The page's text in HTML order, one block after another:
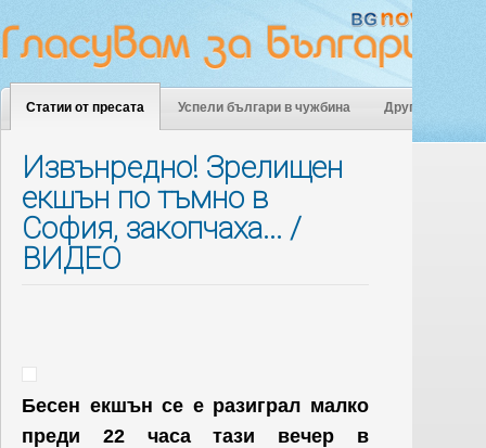
Статии от пресата Успели българи в чужбина Други
Извънредно! Зрелищен
екшън по тъмно в
София, закопчаха... /
ВИДЕО
Бесен екшън се е разиграл малко
преди 22 часа тази вечер в